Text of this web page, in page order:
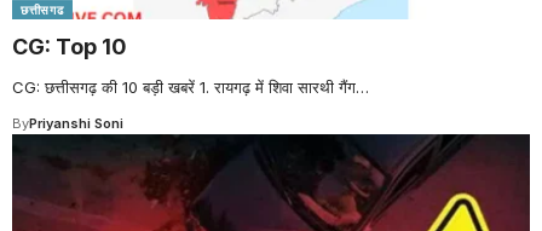
छत्तीसगढ
CG: Top 10
CG: छत्तीसगढ़ की 10 बड़ी खबरें 1. रायगढ़ में शिवा सारथी गैंग…
ByPriyanshi Soni